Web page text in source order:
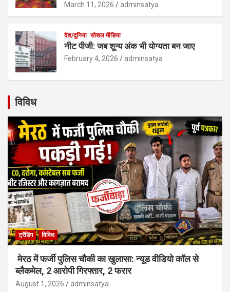
March 11, 2026 adminsatya
देश/दुनिया सोशल मीडिया
नीट पीजी: जब शून्य अंक भी योग्यता बन जाए
February 4, 2026 adminsatya
विविध
ट्रेंडिंग विविध
मेरठ में फर्जी पुलिस चौकी का खुलासा: न्यूड वीडियो कॉल से
ब्लैकमेल, 2 आरोपी गिरफ्तार, 2 फरार
August 1, 2026 adminsatya